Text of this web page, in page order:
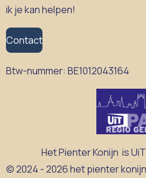
ik je kan helpen!
Contact
Btw-nummer: BE1012043164
Het Pienter Konijn is
© 2024 - 2026 het pienter konijn